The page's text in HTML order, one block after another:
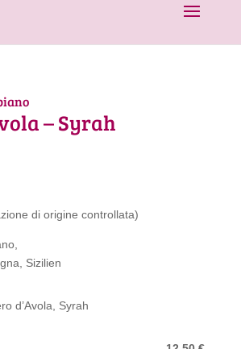
– Syrah
di origine controllata)
Sizilien
d’Avola, Syrah